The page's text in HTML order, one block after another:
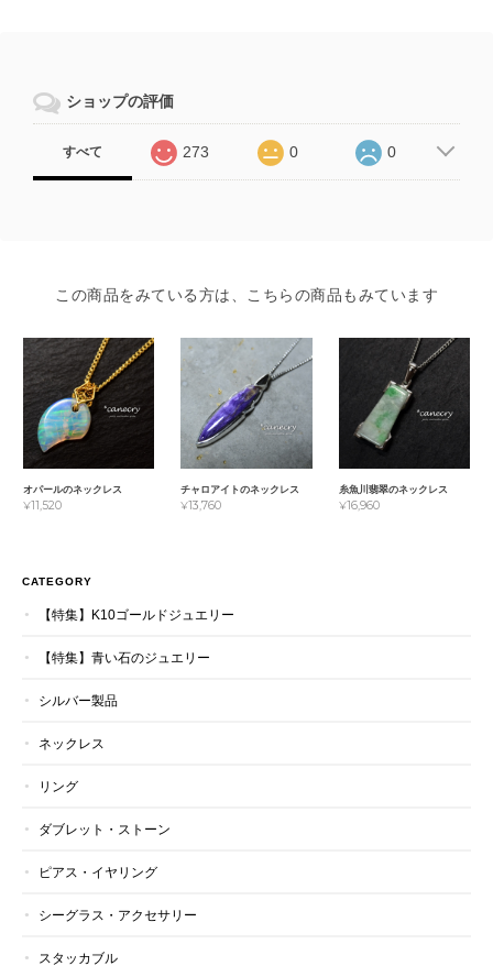
ショップの評価
すべて 273 0 0
この商品をみている方は、こちらの商品もみています
オパールのネックレス
¥11,520
チャロアイトのネックレス
¥13,760
糸魚川翡翠のネックレス
¥16,960
CATEGORY
【特集】K10ゴールドジュエリー
【特集】青い石のジュエリー
シルバー製品
ネックレス
リング
ダブレット・ストーン
ピアス・イヤリング
シーグラス・アクセサリー
スタッカブル